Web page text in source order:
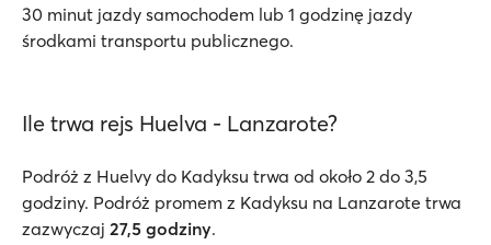
30 minut jazdy samochodem lub 1 godzinę jazdy
środkami transportu publicznego.
Ile trwa rejs Huelva - Lanzarote?
Podróż z Huelvy do Kadyksu trwa od około 2 do 3,5
godziny. Podróż promem z Kadyksu na Lanzarote trwa
zazwyczaj 27,5 godziny.